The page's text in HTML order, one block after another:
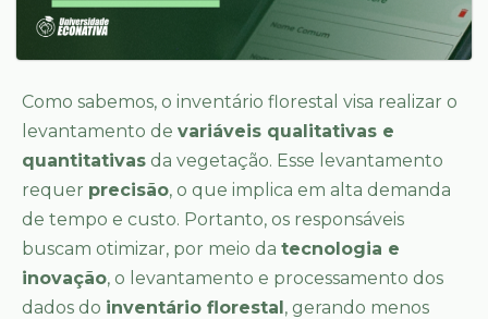
Como sabemos, o inventário florestal visa realizar o
levantamento de variáveis qualitativas e
quantitativas da vegetação. Esse levantamento
requer precisão, o que implica em alta demanda
de tempo e custo. Portanto, os responsáveis
buscam otimizar, por meio da tecnologia e
inovação, o levantamento e processamento dos
dados do inventário florestal, gerando menos